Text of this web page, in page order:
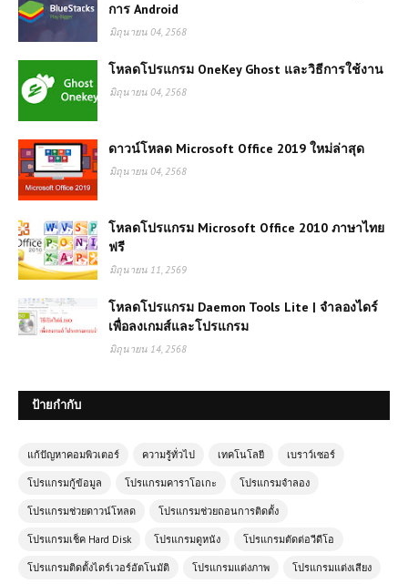
การ Android
มิถุนายน 04, 2568
โหลดโปรแกรม OneKey Ghost และวิธีการใช้งาน
มิถุนายน 04, 2568
ดาวน์โหลด Microsoft Office 2019 ใหม่ล่าสุด
มิถุนายน 04, 2568
โหลดโปรแกรม Microsoft Office 2010 ภาษาไทย
ฟรี
มิถุนายน 11, 2569
โหลดโปรแกรม Daemon Tools Lite | จำลองไดร์
เพื่อลงเกมส์และโปรแกรม
มิถุนายน 14, 2568
ป้ายกำกับ
แก้ปัญหาคอมพิวเตอร์ ความรู้ทั่วไป เทคโนโลยี เบราว์เซอร์
โปรแกรมกู้ข้อมูล โปรแกรมคาราโอเกะ โปรแกรมจำลอง
โปรแกรมช่วยดาวน์โหลด โปรแกรมช่วยถอนการติดตั้ง
โปรแกรมเช็ค Hard Disk โปรแกรมดูหนัง โปรแกรมตัดต่อวีดีโอ
โปรแกรมติดตั้งไดร์เวอร์อัตโนมัติ โปรแกรมแต่งภาพ โปรแกรมแต่งเสียง